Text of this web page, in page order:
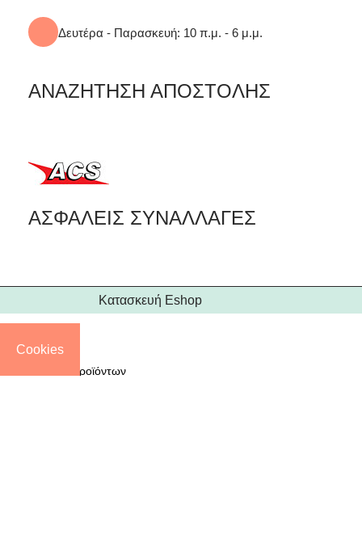
Cookies
Δευτέρα - Παρασκευή: 10 π.μ. - 6 μ.μ.
ΑΝΑΖΗΤΗΣΗ ΑΠΟΣΤΟΛΗΣ
ΑΣΦΑΛΕΙΣ ΣΥΝΑΛΛΑΓΕΣ
Κατασκευή Eshop